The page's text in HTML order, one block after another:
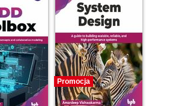
Promocja